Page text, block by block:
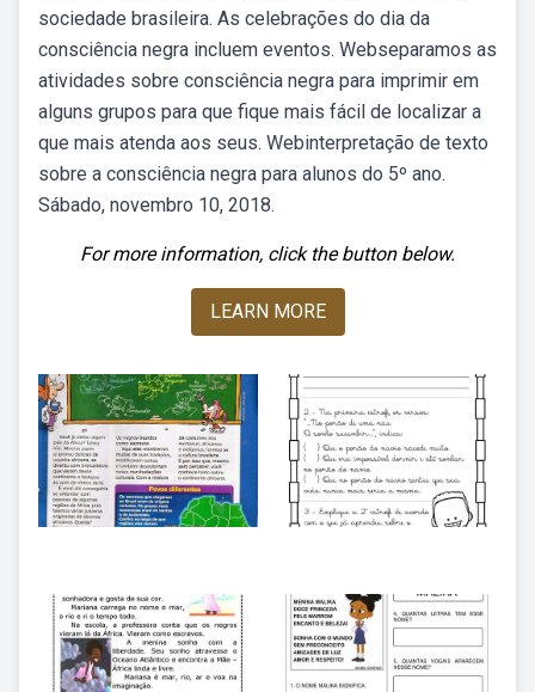
sociedade brasileira. As celebrações do dia da
consciência negra incluem eventos. Webseparamos as
atividades sobre consciência negra para imprimir em
alguns grupos para que fique mais fácil de localizar a
que mais atenda aos seus. Webinterpretação de texto
sobre a consciência negra para alunos do 5º ano.
Sábado, novembro 10, 2018.
For more information, click the button below.
LEARN MORE